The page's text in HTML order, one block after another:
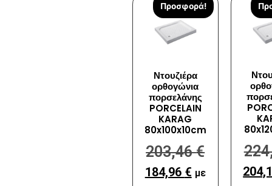
Προσφορά!
Ντουζιέρα
ορθογώνια
πορσελάνης
PORCELAIN
KARAG
80x100x10cm
203,46€
184,96 € με